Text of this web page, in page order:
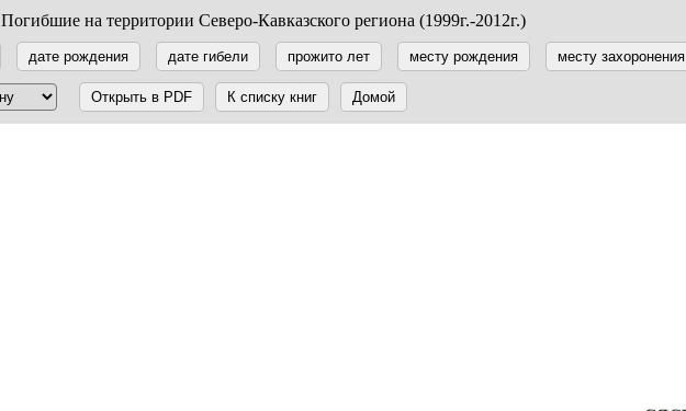
Погибшие на территории Северо-Кавказского региона (1999г.-2012г.)
дате рождения дате гибели прожито лет месту рождения месту захоронения
Открыть в PDF К списку книг Домой